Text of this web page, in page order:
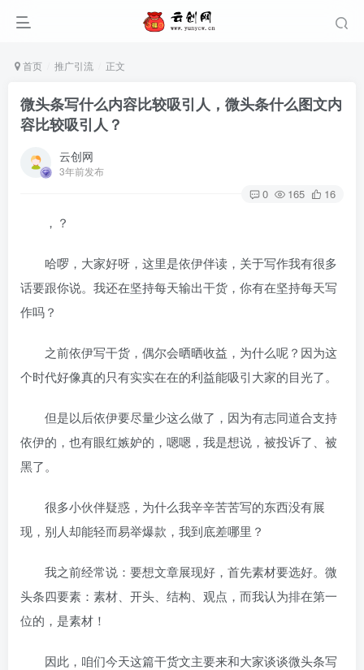
首页 推广引流 正文
微头条写什么内容比较吸引人，微头条什么图文内
容比较吸引人？
云创网
3年前发布
0 165 16
，？
哈啰，大家好呀，这里是依伊伴读，关于写作我有很多
话要跟你说。我还在坚持每天输出干货，你有在坚持每天写
作吗？
之前依伊写干货，偶尔会晒晒收益，为什么呢？因为这
个时代好像真的只有实实在在的利益能吸引大家的目光了。
但是以后依伊要尽量少这么做了，因为有志同道合支持
依伊的，也有眼红嫉妒的，嗯嗯，我是想说，被投诉了、被
黑了。
很多小伙伴疑惑，为什么我辛辛苦苦写的东西没有展
现，别人却能轻而易举爆款，我到底差哪里？
我之前经常说：要想文章展现好，首先素材要选好。微
头条四要素：素材、开头、结构、观点，而我认为排在第一
位的，是素材！
因此，咱们今天这篇干货文主要来和大家谈谈微头条写